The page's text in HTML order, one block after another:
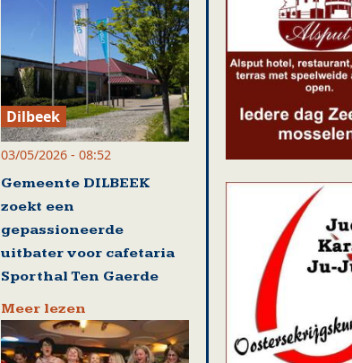
Dilbeek
03/05/2026 - 08:52
Gemeente DILBEEK
zoekt een
gepassioneerde
uitbater voor cafetaria
Sporthal Ten Gaerde
Meer lezen